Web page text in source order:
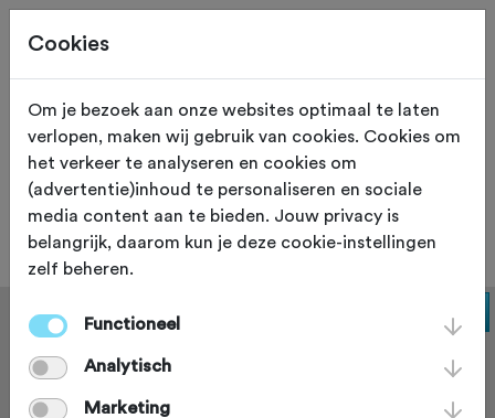
EXPO Aalst
Fietserij Alosta
Cookies
Om je bezoek aan onze websites optimaal te laten
verlopen, maken wij gebruik van cookies. Cookies om
het verkeer te analyseren en cookies om
(advertentie)inhoud te personaliseren en sociale
media content aan te bieden. Jouw privacy is
belangrijk, daarom kun je deze cookie-instellingen
zelf beheren.
Functioneel
Analytisch
Marketing